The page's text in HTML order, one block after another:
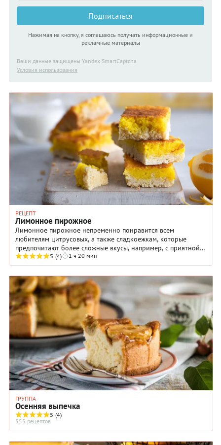
Подписаться
Нажимая на кнопку, я соглашаюсь получать информационные и
рекламные материалы
Ваши данные защищены Yandex SmartCaptcha
Условия использования
РЕЦЕПТ
Лимонное пирожное
Лимонное пирожное непременно понравится всем
любителям цитрусовых, а также сладкоежкам, которые
предпочитают более сложные вкусы, например, с приятной
кислинкой. Способ приготовления лакомства — ...
5 (4) 1 ч 20 мин
ГРУППА
Осенняя выпечка
5 (4)
555 рецептов